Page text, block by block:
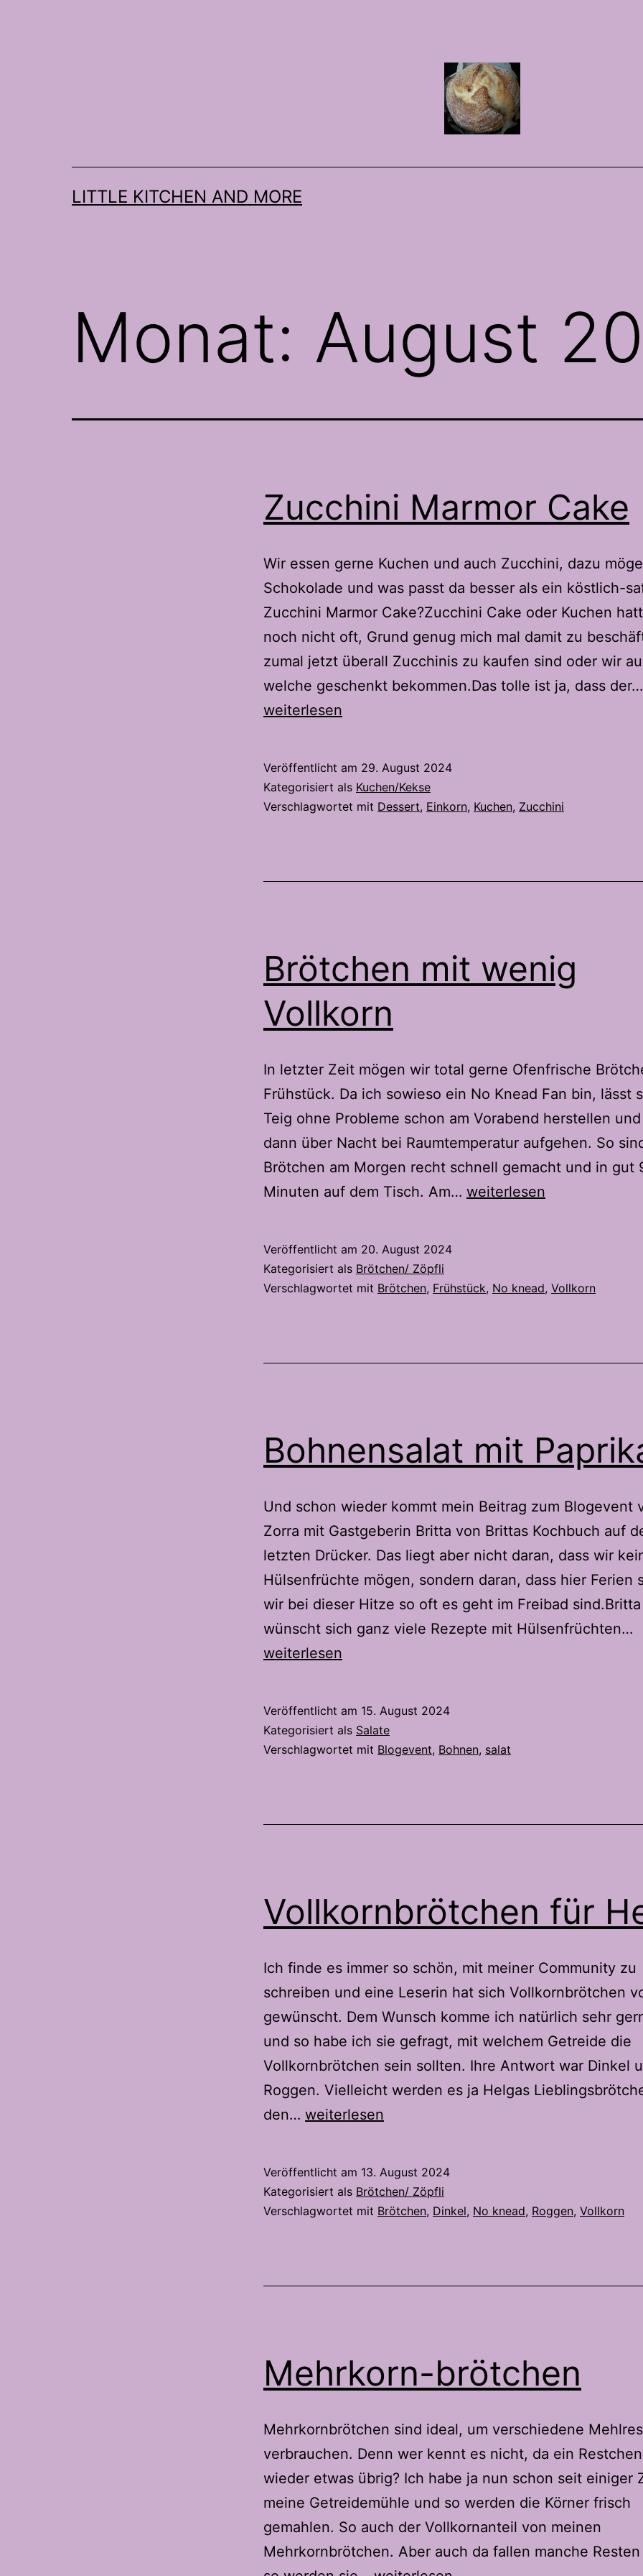
LITTLE KITCHEN AND MORE
Monat: August
Zucchini Marmor Cake
Wir essen gerne Kuchen und auch Zucchini, dazu
Schokolade und was passt da besser als ein köstlich-
Zucchini Marmor Cake?Zucchini Cake oder Kuchen
noch nicht oft, Grund genug mich mal damit zu
zumal jetzt überall Zucchinis zu kaufen sind oder wir
welche geschenkt bekommen.Das tolle ist ja, dass der…
weiterlesen
Veröffentlicht am 29. August 2024
Kategorisiert als Kuchen/Kekse
Verschlagwortet mit Dessert, Einkorn, Kuchen, Zucchini
Brötchen mit wenig
Vollkorn
In letzter Zeit mögen wir total gerne Ofenfrische
Frühstück. Da ich sowieso ein No Knead Fan bin, lässt
Teig ohne Probleme schon am Vorabend herstellen
dann über Nacht bei Raumtemperatur aufgehen. So
Brötchen am Morgen recht schnell gemacht und in gut
Minuten auf dem Tisch. Am… Brötchen
weiterlesen
Veröffentlicht am 20. August 2024
Kategorisiert als Brötchen/ Zöpfli
Verschlagwortet mit Brötchen, Frühstück, No knead, Vollkorn
Bohnensalat mit
Und schon wieder kommt mein Beitrag zum Blogevent
Zorra mit Gastgeberin Britta von Brittas Kochbuch auf
letzten Drücker. Das liegt aber nicht daran, dass wir
Hülsenfrüchte mögen, sondern daran, dass hier Ferien
wir bei dieser Hitze so oft es geht im Freibad sind.Britta
wünscht sich ganz viele Rezepte mit Hülsenfrüchten…
weiterlesen
Veröffentlicht am 15. August 2024
Kategorisiert als Salate
Verschlagwortet mit Blogevent, Bohnen, salat
Vollkornbrötchen für
Ich finde es immer so schön, mit meiner Community zu
schreiben und eine Leserin hat sich Vollkornbrötchen
gewünscht. Dem Wunsch komme ich natürlich sehr
und so habe ich sie gefragt, mit welchem Getreide die
Vollkornbrötchen sein sollten. Ihre Antwort war Dinkel
Roggen. Vielleicht werden es ja Helgas
den… Vollkornbrötchen
weiterlesen
Veröffentlicht am 13. August 2024
Kategorisiert als Brötchen/ Zöpfli
Verschlagwortet mit Brötchen, Dinkel, No knead, Roggen, Vollkorn
Mehrkorn-brötchen
Mehrkornbrötchen sind ideal, um verschiedene
verbrauchen. Denn wer kennt es nicht, da ein
wieder etwas übrig? Ich habe ja nun schon seit einiger
meine Getreidemühle und so werden die Körner frisch
gemahlen. So auch der Vollkornanteil von meinen
Mehrkornbrötchen. Aber auch da fallen manche